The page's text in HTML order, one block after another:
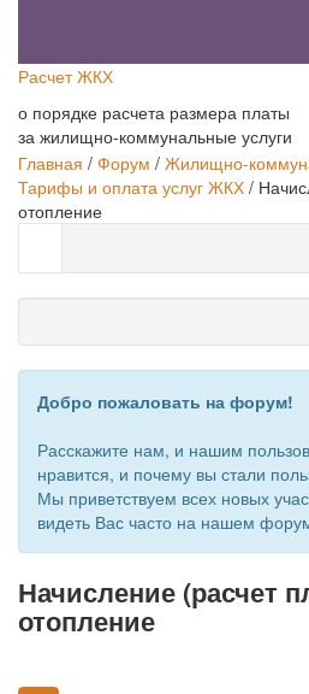
Расчет ЖКХ
о порядке расчета размера платы
за жилищно-коммунальные услуги
Главная / Форум / Жилищно-
Тарифы и оплата услуг ЖКХ /
отопление
Добро пожаловать на форум!
Расскажите нам, и нашим
нравится, и почему вы стали
Мы приветствуем всех новых
видеть Вас часто на нашем
Начисление (расчет
отопление